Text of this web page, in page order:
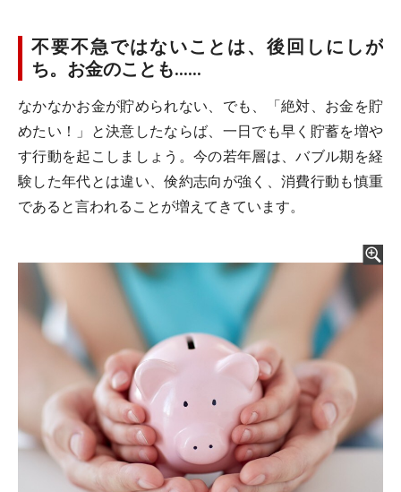
不要不急ではないことは、後回しにしが
ち。お金のことも……
なかなかお金が貯められない、でも、「絶対、お金を貯
めたい！」と決意したならば、一日でも早く貯蓄を増や
す行動を起こしましょう。今の若年層は、バブル期を経
験した年代とは違い、倹約志向が強く、消費行動も慎重
であると言われることが増えてきています。